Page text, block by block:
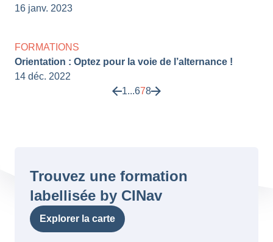
16 janv. 2023
FORMATIONS
Orientation : Optez pour la voie de l’alternance !
14 déc. 2022
1...678
Trouvez une formation
labellisée by CINav
Explorer la carte